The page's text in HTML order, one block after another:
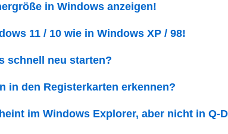
in Windows anzeigen!
11 / 10 wie in Windows XP / 98!
schnell neu starten?
in den Registerkarten erkennen?
im Windows Explorer, aber nicht in Q-